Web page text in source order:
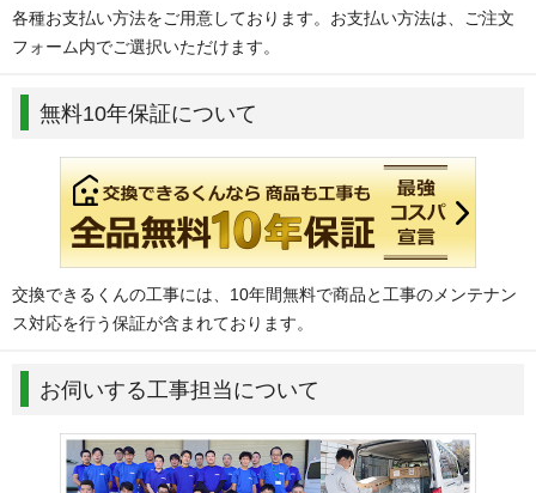
各種お支払い方法をご用意しております。お支払い方法は、ご注文
フォーム内でご選択いただけます。
無料10年保証について
交換できるくんの工事には、10年間無料で商品と工事のメンテナン
ス対応を行う保証が含まれております。
お伺いする工事担当について